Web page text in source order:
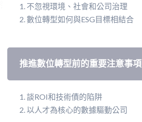
不忽視環境、社會和公司治理
數位轉型如何與ESG目標相結合
推進數位轉型前的重要注意事項
談ROI和技術債的陷阱
以人才為核心的數據驅動公司